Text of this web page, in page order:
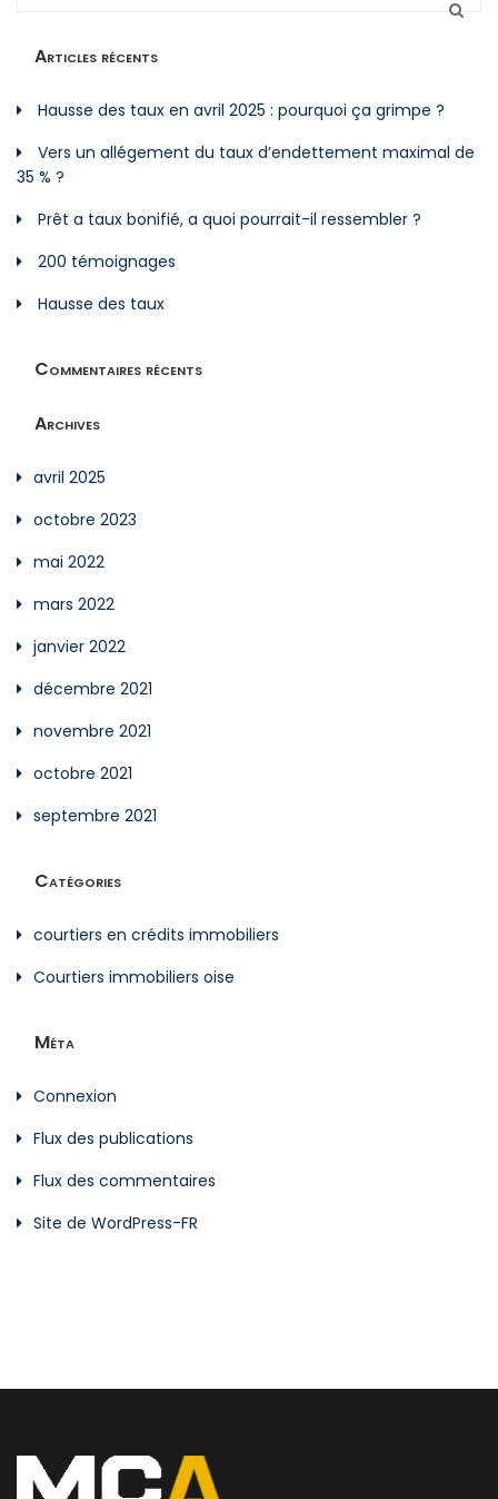
Articles récents
Hausse des taux en avril 2025 : pourquoi ça grimpe ?
Vers un allégement du taux d’endettement maximal de
35 % ?
Prêt a taux bonifié, a quoi pourrait-il ressembler ?
200 témoignages
Hausse des taux
Commentaires récents
Archives
avril 2025
octobre 2023
mai 2022
mars 2022
janvier 2022
décembre 2021
novembre 2021
octobre 2021
septembre 2021
Catégories
courtiers en crédits immobiliers
Courtiers immobiliers oise
Méta
Connexion
Flux des publications
Flux des commentaires
Site de WordPress-FR